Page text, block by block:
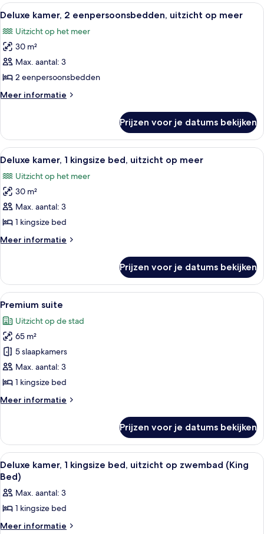
eenpersoonsbedden,
op
stad
Alle
foto's
voor
Deluxe
kamer,
2
eenpersoonsbedden,
uitzicht
meer
laden
Een hotelkamer met twee bedden,
5
Deluxe kamer, 2 eenpersoonsbedden, uitzicht op meer
Uitzicht op het meer
30 m²
Max. aantal: 3
2 eenpersoonsbedden
Meer informatie
Meer
kamer,
eenpersoonsbedden,
op
meer
Prijzen voor je datums bekijken
Alle
foto's
voor
Deluxe
kamer,
1
kingsize
bed,
op
meer
laden
Een hotelkamer met twee bedden,
5
Deluxe kamer, 1 kingsize bed, uitzicht op meer
Uitzicht op het meer
30 m²
Max. aantal: 3
1 kingsize bed
Meer informatie
Meer
kamer,
kingsize
uitzicht
op
meer
Prijzen voor je datums bekijken
Alle
foto's
voor
Premium
suite
laden
Een hotelkamer met twee bedden,
7
Premium suite
Uitzicht op de stad
65 m²
5 slaapkamers
Max. aantal: 3
1 kingsize bed
Meer informatie
Meer
suite
Prijzen voor je datums bekijken
Alle
foto's
voor
Deluxe
kamer,
1
Een hotelkamer met een groot bed,
5
Deluxe kamer, 1 kingsize bed, uitzicht op zwembad (King
Bed)
Max. aantal: 3
1 kingsize bed
Meer informatie
Meer